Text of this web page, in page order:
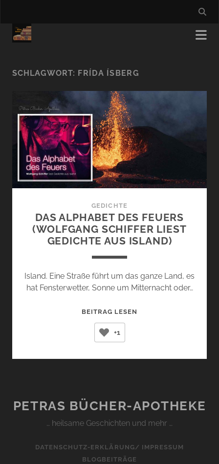
SCHLAGWORT: FRÍDA ÍSBERG
GEDICHTE
DAS ALPHABET DES FEUERS
(WOLFGANG SCHIFFER LIEST
GEDICHTE AUS ISLAND)
Island. Eine Straße führt um das ganze Land, es
hat Fensterwetter, Sonne um Mitternacht oder…
BEITRAG LESEN
(WOLFGANG
AUS
+1
PETRAS BÜCHER-APOTHEKE
… heilsame Geschichten und mehr …
DATENSCHUTZ-ERKLÄRUNG/ IMPRESSUM
BLOGBEITRÄGE